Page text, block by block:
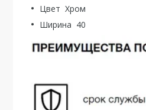
Цвет Хром
Ширина 40